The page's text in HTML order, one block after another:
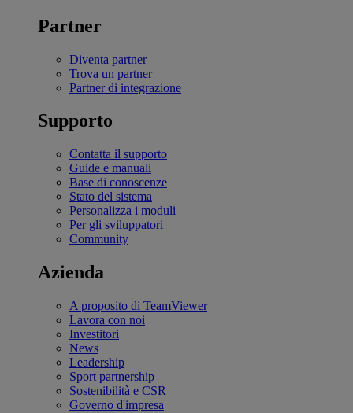
Partner
Diventa partner
Trova un partner
Partner di integrazione
Supporto
Contatta il supporto
Guide e manuali
Base di conoscenze
Stato del sistema
Personalizza i moduli
Per gli sviluppatori
Community
Azienda
A proposito di TeamViewer
Lavora con noi
Investitori
News
Leadership
Sport partnership
Sostenibilità e CSR
Governo d'impresa